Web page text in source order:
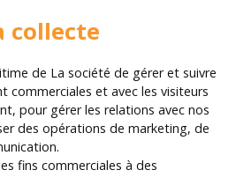
collecte
de La société de gérer et suivre
commerciales et avec les visiteurs
pour gérer les relations avec nos
des opérations de marketing, de
fins commerciales à des